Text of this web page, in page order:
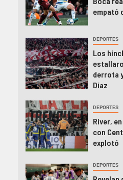
empató
DEPORTES
Los
derrota
Díaz
DEPORTES
River,
con
explotó
DEPORTES